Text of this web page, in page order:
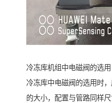
冷冻库机组中电磁阀的选用
冷冻库中电磁阀的选用时
的大小，配置与管路同样